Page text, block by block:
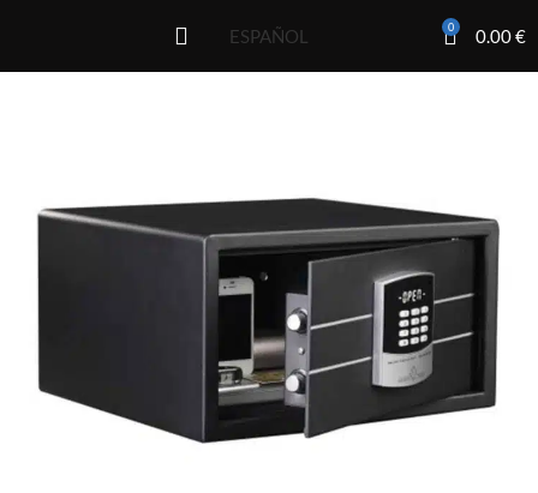
ESPAÑOL 0 0.00€